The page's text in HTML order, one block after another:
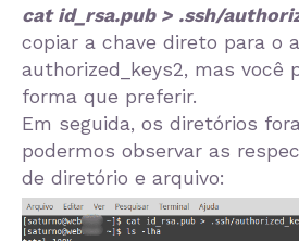
cat id_rsa.pub > .ssh/
copiar a chave direto para o
authorized_keys2, mas você
forma que preferir.
Em seguida, os diretórios
podermos observar as
de diretório e arquivo: